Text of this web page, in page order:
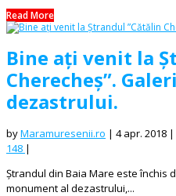
Read More
Bine ați venit la
Cherecheș”.
dezastrului.
byMaramuresenii.ro | 4 apr. 2018 |
148 |
Ștrandul din Baia Mare este închis
monument al dezastrului,...